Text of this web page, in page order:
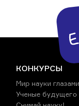
КОНКУРСЫ
Мир науки
Ученые будущего